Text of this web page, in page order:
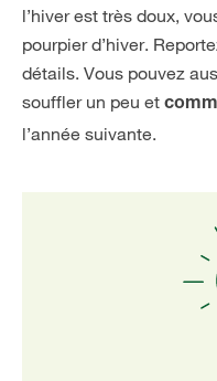
l’hiver est très doux,
pourpier d’hiver.
détails. Vous pouvez
souffler un peu et
l’année suivante.